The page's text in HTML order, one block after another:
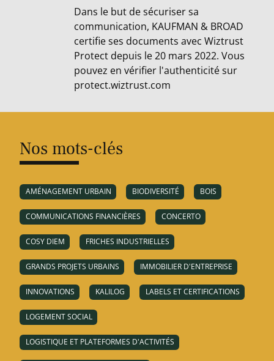
Dans le but de sécuriser sa
communication, KAUFMAN & BROAD
certifie ses documents avec Wiztrust
Protect depuis le 20 mars 2022. Vous
pouvez en vérifier l'authenticité sur
protect.wiztrust.com
Nos mots-clés
AMÉNAGEMENT URBAIN BIODIVERSITÉ BOIS
COMMUNICATIONS FINANCIÈRES CONCERTO
COSY DIEM FRICHES INDUSTRIELLES
GRANDS PROJETS URBAINS IMMOBILIER D'ENTREPRISE
INNOVATIONS KALILOG LABELS ET CERTIFICATIONS
LOGEMENT SOCIAL
LOGISTIQUE ET PLATEFORMES D'ACTIVITÉS